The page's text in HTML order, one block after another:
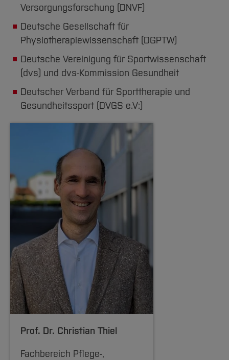
Versorgungsforschung (DNVF)
Deutsche Gesellschaft für
Physiotherapiewissenschaft (DGPTW)
Deutsche Vereinigung für Sportwissenschaft
(dvs) und dvs-Kommission Gesundheit
Deutscher Verband für Sporttherapie und
Gesundheitssport (DVGS e.V:)
Prof. Dr. Christian Thiel
Fachbereich Pflege-,